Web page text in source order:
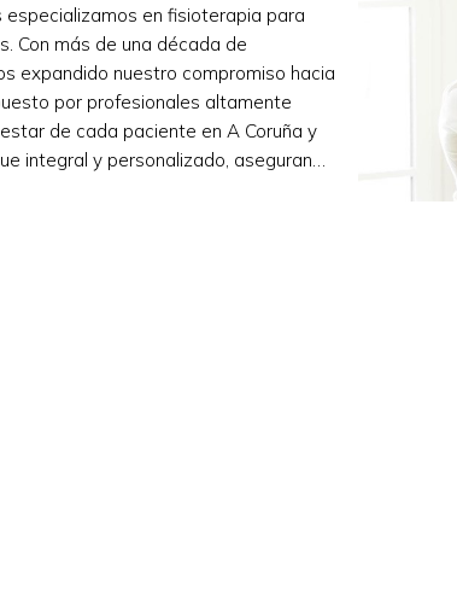
especializamos en fisioterapia para
Con más de una década de
expandido nuestro compromiso hacia
por profesionales altamente
de cada paciente en A Coruña y
integral y personalizado, asegurando